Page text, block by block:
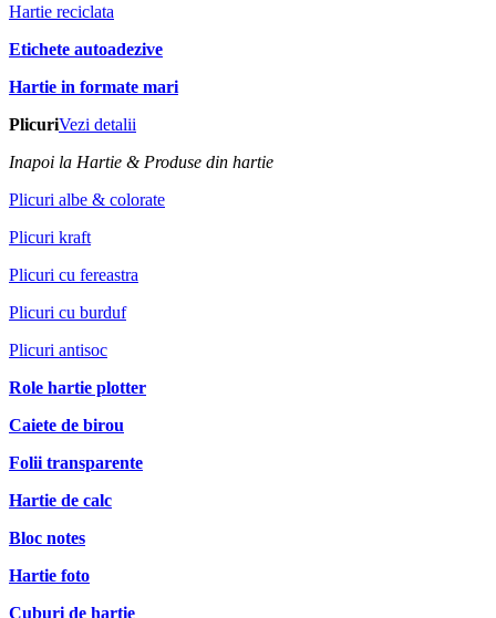
Hartie reciclata
Etichete autoadezive
Hartie in formate mari
PlicuriVezi detalii
Inapoi la Hartie & Produse din hartie
Plicuri albe & colorate
Plicuri kraft
Plicuri cu fereastra
Plicuri cu burduf
Plicuri antisoc
Role hartie plotter
Caiete de birou
Folii transparente
Hartie de calc
Bloc notes
Hartie foto
Cuburi de hartie